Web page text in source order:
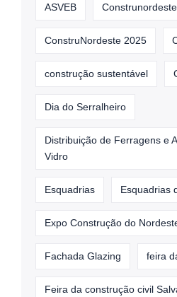
ASVEB Construnordeste
ConstruNordeste 2025
construção sustentável
Dia do Serralheiro
Distribuição de Ferragens e
Vidro
Esquadrias Esquadrias
Expo Construção do
Fachada Glazing feira
Feira da construção civil